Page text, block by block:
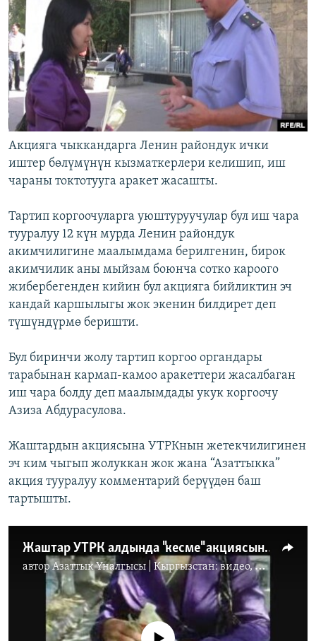
Акцияга чыккандарга Ленин райондук ички
иштер бөлүмүнүн кызматкерлери келишип, иш
чараны токтотууга аракет жасашты.
Тартип коргоочуларга уюштуруучулар бул иш чара
тууралуу 12 күн мурда Ленин райондук
акимчилигине маалымдама берилгенин, бирок
акимчилик аны мыйзам боюнча сотко кароого
жибербегенден кийин бул акцияга бийликтин эч
кандай каршылыгы жок экенин билдирет деп
түшүндүрмө беришти.
Бул биринчи жолу тартип коргоо органдары
тарабынан кармап-камоо аракеттери жасалбаган
иш чара болду деп маалымдады укук коргоочу
Азиза Абдурасулова.
Жаштардын акциясына УТРКнын жетекчилигинен
эч ким чыгып жолуккан жок жана “Азаттыкка”
акция тууралуу комментарий берүүдөн баш
тартышты.
Жаштар УТРК алдында "кесме" акциясын өткөрдү
авторАзаттык Үналгысы | Кыргызстан: видео, фото, кабарлар
No media source currently available